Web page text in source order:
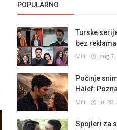
POPULARNO
Turske
bez
Milt Aug 7,
Počinje
Halef:
Milt Jul 28,
Spojleri za